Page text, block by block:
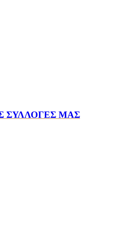
ΣΥΛΛΟΓΕΣ ΜΑΣ